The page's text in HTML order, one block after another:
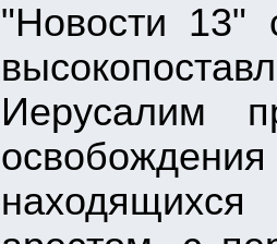
"Новости 13"
Иерусалим